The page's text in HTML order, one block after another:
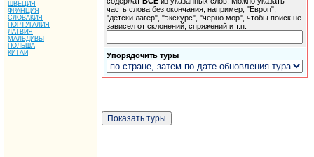
ШВЕЦИЯ
ФРАНЦИЯ
СЛОВАКИЯ
ПОРТУГАЛИЯ
ЛАТВИЯ
МАЛЬДИВЫ
ПОЛЬША
КИТАЙ
часть слова без окончания, например, "Европ",
"детски лагер", "экскурс", "черно мор", чтобы поиск не
зависел от склонений, спряжений и т.п.
Упорядочить туры